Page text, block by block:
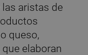
aristas de
queso,
elaboran